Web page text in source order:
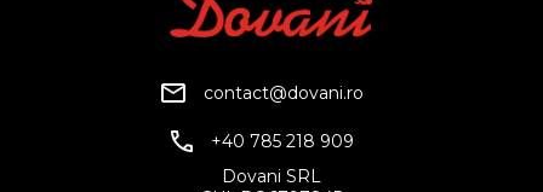
contact@dovani.ro
+40 785 218 909
Dovani SRL